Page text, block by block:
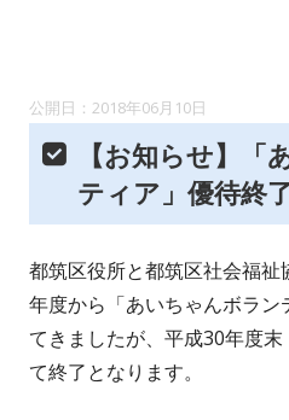
2018年06月10日
【お知らせ】「
ティア」優待終
都筑区役所と都筑区社会福
年度から「あいちゃんボラ
てきましたが、平成30年度
て終了となります。